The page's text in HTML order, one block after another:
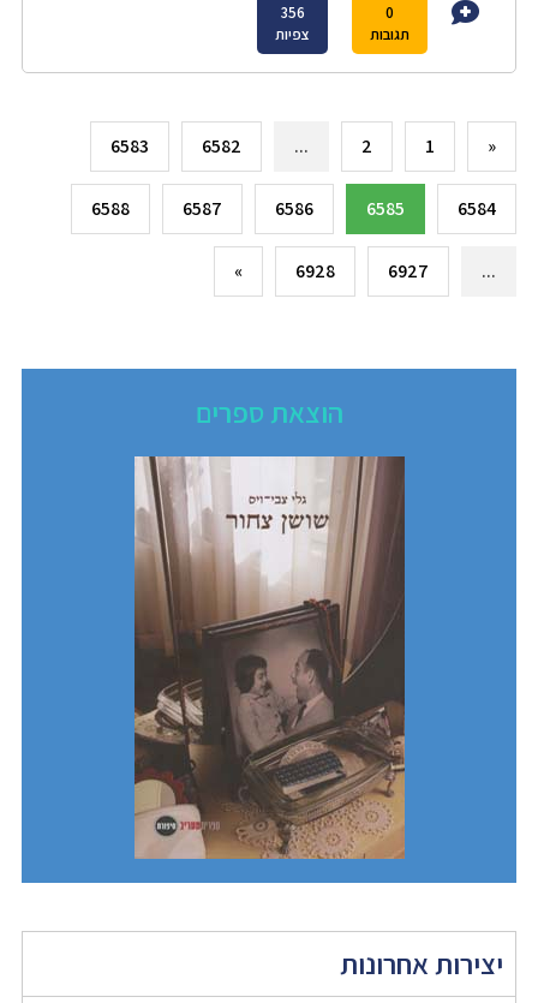
הוצאת ספרים
יצירות אחרונות
0
תגובות
356
צפיות
«
1
2
...
6582
6583
6584
6585
6586
6587
6588
...
6927
6928
»